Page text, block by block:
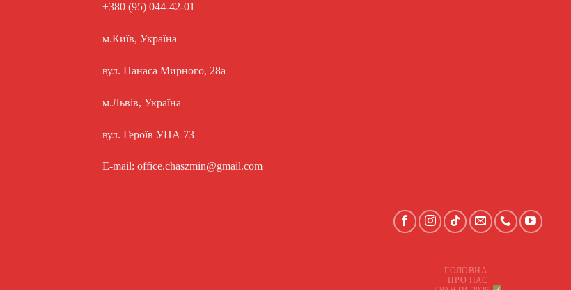
+380 (95) 044-42-01
м.Київ, Україна
вул. Панаса Мирного, 28а
м.Львів, Україна
вул. Героїв УПА 73
E-mail: office.chaszmin@gmail.com
ГОЛОВНА
ПРО НАС